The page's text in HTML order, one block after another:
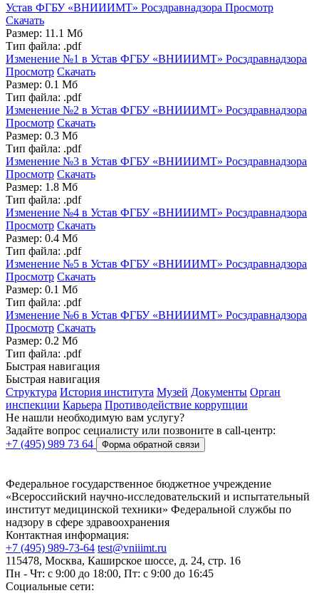
Устав ФГБУ «ВНИИИМТ» Росздравнадзора Просмотр
Скачать
Размер: 11.1 Мб
Тип файла: .pdf
Изменение №1 в Устав ФГБУ «ВНИИИМТ» Росздравнадзора
Просмотр Скачать
Размер: 0.1 Мб
Тип файла: .pdf
Изменение №2 в Устав ФГБУ «ВНИИИМТ» Росздравнадзора
Просмотр Скачать
Размер: 0.3 Мб
Тип файла: .pdf
Изменение №3 в Устав ФГБУ «ВНИИИМТ» Росздравнадзора
Просмотр Скачать
Размер: 1.8 Мб
Тип файла: .pdf
Изменение №4 в Устав ФГБУ «ВНИИИМТ» Росздравнадзора
Просмотр Скачать
Размер: 0.4 Мб
Тип файла: .pdf
Изменение №5 в Устав ФГБУ «ВНИИИМТ» Росздравнадзора
Просмотр Скачать
Размер: 0.1 Мб
Тип файла: .pdf
Изменение №6 в Устав ФГБУ «ВНИИИМТ» Росздравнадзора
Просмотр Скачать
Размер: 0.2 Мб
Тип файла: .pdf
Быстрая навигация
Быстрая навигация
Структура История института Музей Документы Орган
инспекции Карьера Противодействие коррупции
Не нашли необходимую вам услугу?
Задайте вопрос сециалисту или позвоните в call-центр:
+7 (495) 989 73 64
Форма обратной связи
Федеральное государственное бюджетное учреждение
«Всероссийский научно-исследовательский и испытательный
институт медицинской техники» Федеральной службы по
надзору в сфере здравоохранения
Контактная информация:
+7 (495) 989-73-64 test@vniiimt.ru
115478, Москва, Каширское шоссе, д. 24, стр. 16
Пн - Чт: с 9:00 до 18:00, Пт: с 9:00 до 16:45
Социальные сети: